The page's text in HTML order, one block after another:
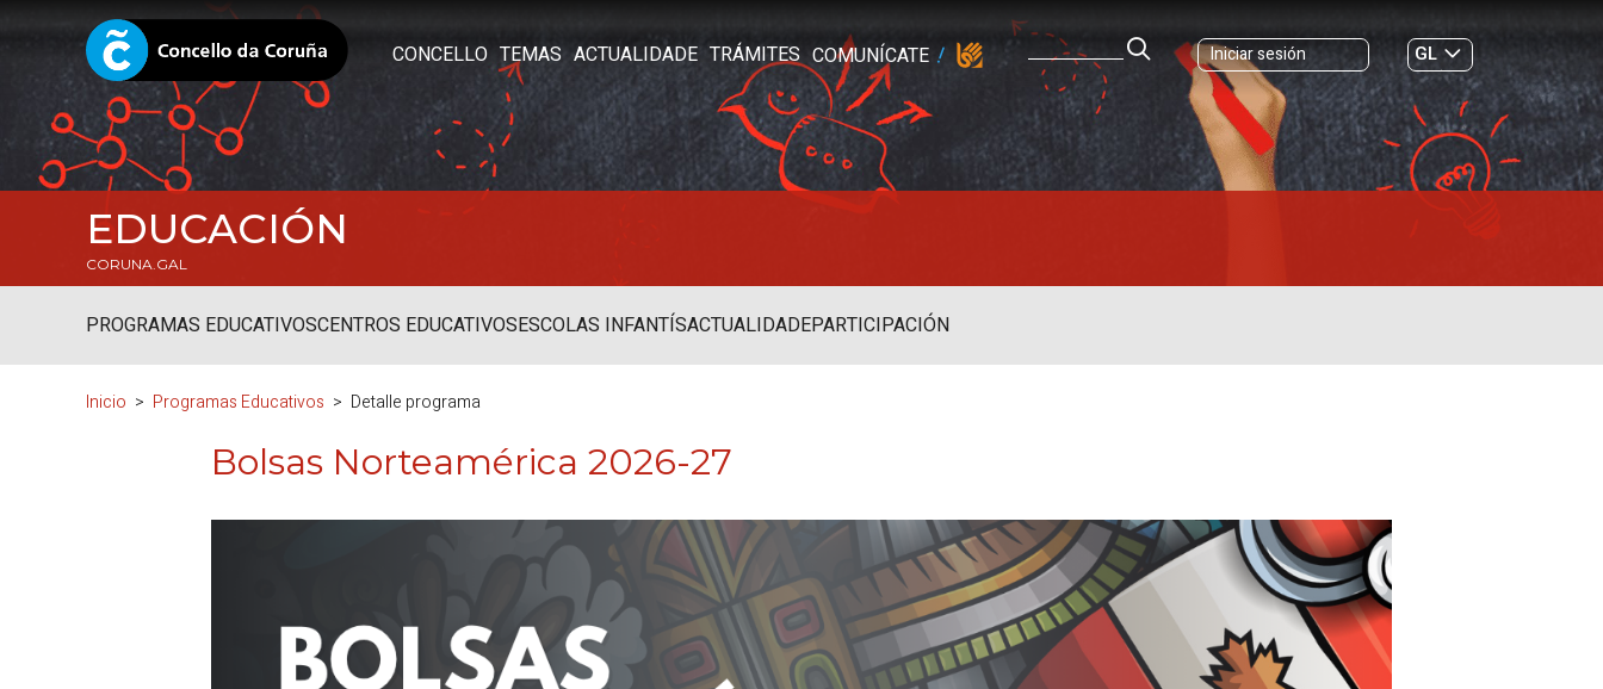
CONCELLO TEMAS ACTUALIDADE TRÁMITES COMUNÍCATE Iniciar sesión
GL
ES|
EDUCACIÓN
CORUNA.GAL
PROGRAMAS EDUCATIVOSCENTROS EDUCATIVOSESCOLAS INFANTÍSACTUALIDADEPARTICIPACIÓN
Inicio Programas Educativos Detalle programa
Bolsas Norteamérica 2026-27